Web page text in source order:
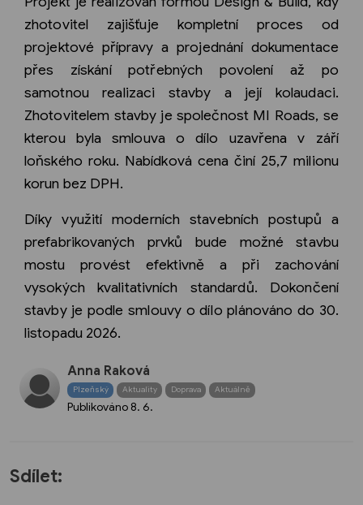
zhotovitel zajišťuje kompletní proces od
projektové přípravy a projednání dokumentace
přes získání potřebných povolení až po
samotnou realizaci stavby a její kolaudaci.
Zhotovitelem stavby je společnost MI Roads, se
kterou byla smlouva o dílo uzavřena v září
loňského roku. Nabídková cena činí 25,7 milionu
korun bez DPH.
Díky využití moderních stavebních postupů a
prefabrikovaných prvků bude možné stavbu
mostu provést efektivně a při zachování
vysokých kvalitativních standardů. Dokončení
stavby je podle smlouvy o dílo plánováno do 30.
listopadu 2026.
Anna Raková
Plzeňský Aktuality Doprava Aktuálně
Publikováno 8. 6.
Sdílet: